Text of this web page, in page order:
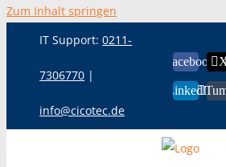
Zum Inhalt springen
IT Support:0211-
7306770 |
info@cicotec.de
Facebook
LinkedIn